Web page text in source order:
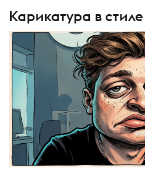
Карикатура в